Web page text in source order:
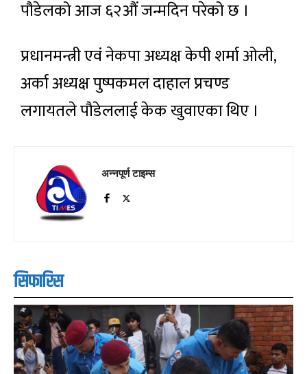
पौडेलको आज ६२औं जन्मदिन परेको छ ।
प्रधानमन्त्री एवं नेकपा अध्यक्ष केपी शर्मा ओली,
अर्का अध्यक्ष पुष्पकमल दाहाल प्रचण्ड
लगायतले पौडेललाई केक खुवाएका थिए ।
अन्नपूर्ण टाइम्स
सिफारिस